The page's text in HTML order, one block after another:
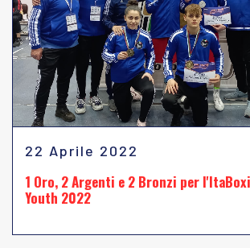
22 Aprile 2022
1 Oro, 2 Argenti e 2 Bronzi per
Youth 2022